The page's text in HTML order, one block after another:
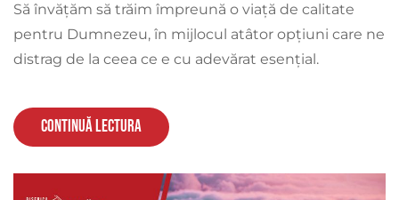
Să învățăm să trăim împreună o viață de calitate
pentru Dumnezeu, în mijlocul atâtor opțiuni care ne
distrag de la ceea ce e cu adevărat esențial.
Continuă lectura